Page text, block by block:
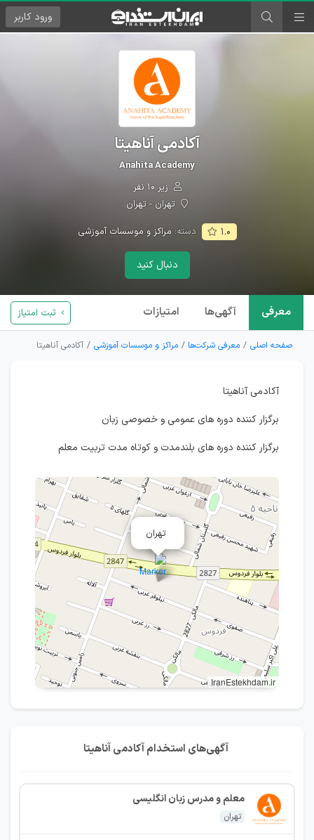
ورود کاربر
آکادمی آناهیتا
Anahita Academy
زیر ۱۰ نفر
تهران - تهران
۱.۰ دسته:مراکز و موسسات آموزشی
دنبال کنید
معرفی آگهی‌ها امتیازات ثبت امتیاز
صفحه اصلی معرفی شرکت‌ها مراکز و موسسات آموزشی آکادمی آناهیتا
آکادمی آناهیتا
برگزار کننده دوره های عمومی و خصوصی زبان
برگزار کننده دوره های بلندمدت و کوتاه مدت تربیت معلم
تهران
IranEstekhdam.ir
آگهی‌های استخدام آکادمی آناهیتا
معلم و مدرس زبان انگلیسی
تهران